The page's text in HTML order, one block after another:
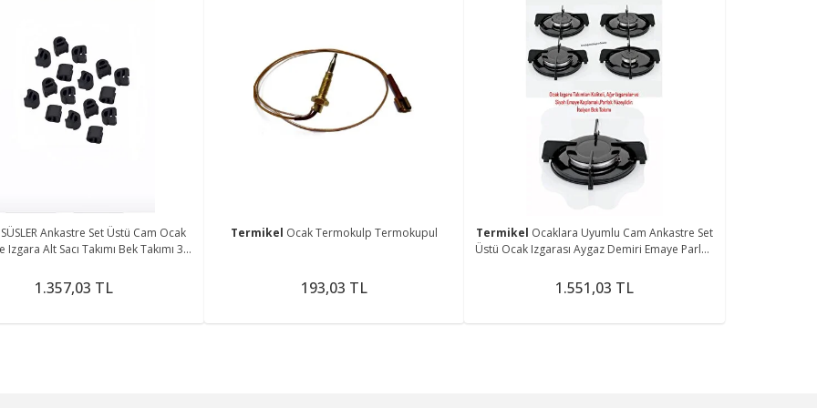
SÜSLER Ankastre Set Üstü Cam Ocak
Izgara Alt Sacı Takımı Bek Takımı 33
1.357,03 TL
Termikel Ocak Termokulp Termokupul
193,03 TL
Termikel Ocaklara Uyumlu Cam Ankastre Set
Üstü Ocak Izgarası Aygaz Demiri Emaye Parlak
1.551,03 TL